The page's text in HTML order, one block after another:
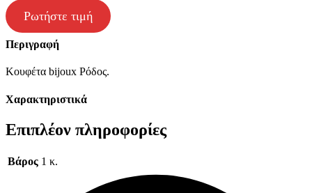
Ρωτήστε τιμή
Περιγραφή
Κουφέτα bijoux Ρόδος.
Χαρακτηριστικά
Επιπλέον πληροφορίες
Βάρος 1 κ.